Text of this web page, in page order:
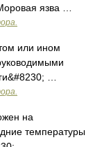
язва …
или ином
…
на
температуры